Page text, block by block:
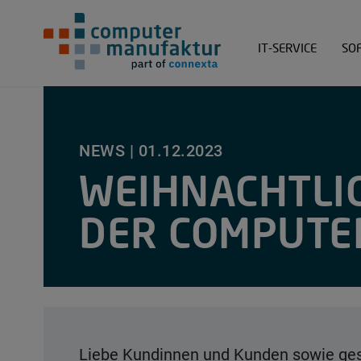
IT-SERVICE
Referenzen
NEWS | 01.12.2023
DER
Liebe Kundinnen und Kunden sowie